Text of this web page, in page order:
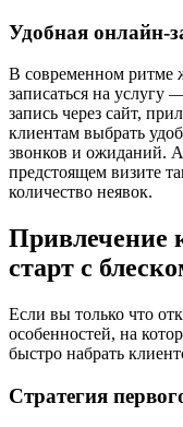
Удобная онлайн-
В современном ритме
записаться на
запись через сайт,
клиентам выбрать
звонков и ожиданий.
предстоящем визите
количество неявок.
Привлечение
старт с
Если вы только что
особенностей, на
быстро набрать
Стратегия